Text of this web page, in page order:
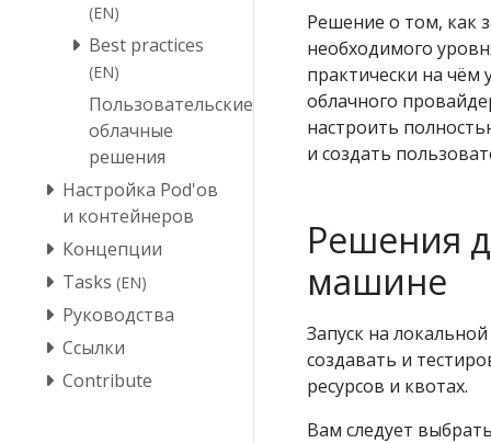
(EN)
Best practices
(EN)
Пользовательские
облачные
решения
Настройка Pod'ов
и контейнеров
Концепции
Tasks (EN)
Руководства
Ссылки
Contribute
Решение о том, как
необходимого
практически на
облачного
настроить
и создать
Решения
машине
Запуск на
создавать и
ресурсов и квотах.
Вам следует